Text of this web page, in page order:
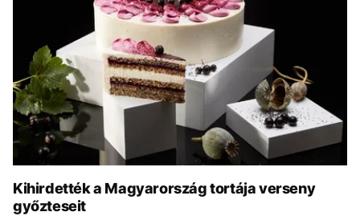
UTAZÁS
ÉLETMÓD DESIGN
BESZÉLGETÉSEK ARCOK
VIDEÓ TÖRTÉNETEK
GASZTRO
Kihirdették a Magyarország tortája verseny
győzteseit